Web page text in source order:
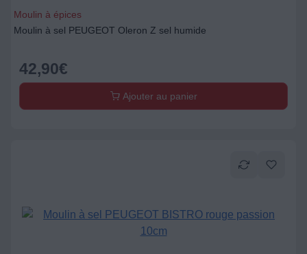
Moulin à épices
Moulin à sel PEUGEOT Oleron Z sel humide
42,90€
Ajouter au panier